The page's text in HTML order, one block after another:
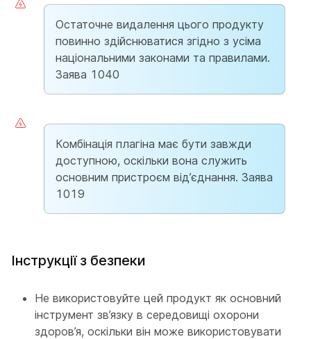
Остаточне видалення цього продукту
повинно здійснюватися згідно з усіма
національними законами та правилами.
Заява 1040
Комбінація плагіна має бути завжди
доступною, оскільки вона служить
основним пристроєм від’єднання. Заява
1019
Інструкції з безпеки
Не використовуйте цей продукт як основний
інструмент зв’язку в середовищі охорони
здоров’я, оскільки він може використовувати